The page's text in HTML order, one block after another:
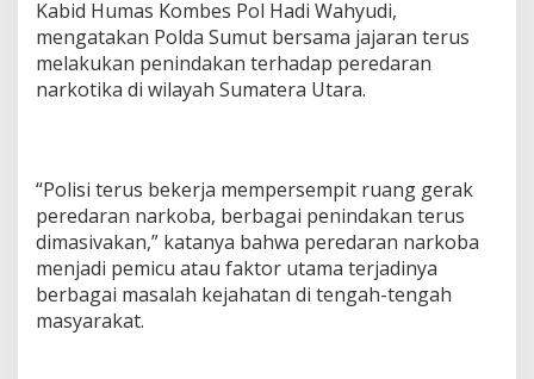
Kabid Humas Kombes Pol Hadi Wahyudi,
mengatakan Polda Sumut bersama jajaran terus
melakukan penindakan terhadap peredaran
narkotika di wilayah Sumatera Utara.
“Polisi terus bekerja mempersempit ruang gerak
peredaran narkoba, berbagai penindakan terus
dimasivakan,” katanya bahwa peredaran narkoba
menjadi pemicu atau faktor utama terjadinya
berbagai masalah kejahatan di tengah-tengah
masyarakat.